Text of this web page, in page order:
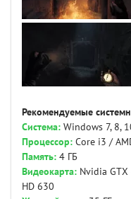
Рекомендуемые
Система: Windows 7, 8,
Процессор: Core i3 /
Память: 4 ГБ
Видеокарта: Nvidia
HD 630